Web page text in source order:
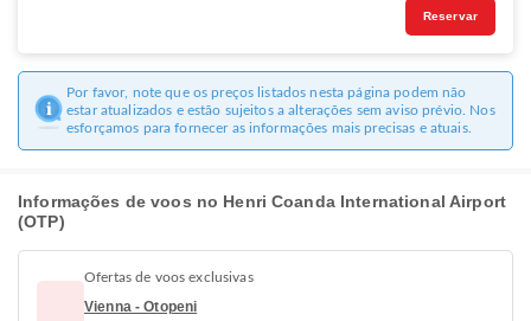
Reservar
Por favor, note que os preços listados nesta página podem não
estar atualizados e estão sujeitos a alterações sem aviso prévio. Nos
esforçamos para fornecer as informações mais precisas e atuais.
Informações de voos no Henri Coanda International Airport
(OTP)
Ofertas de voos exclusivas
Vienna - Otopeni